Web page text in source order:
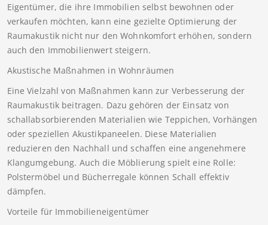
Eigentümer, die ihre Immobilien selbst bewohnen oder
verkaufen möchten, kann eine gezielte Optimierung der
Raumakustik nicht nur den Wohnkomfort erhöhen, sondern
auch den Immobilienwert steigern.
Akustische Maßnahmen in Wohnräumen
Eine Vielzahl von Maßnahmen kann zur Verbesserung der
Raumakustik beitragen. Dazu gehören der Einsatz von
schallabsorbierenden Materialien wie Teppichen, Vorhängen
oder speziellen Akustikpaneelen. Diese Materialien
reduzieren den Nachhall und schaffen eine angenehmere
Klangumgebung. Auch die Möblierung spielt eine Rolle:
Polstermöbel und Bücherregale können Schall effektiv
dämpfen.
Vorteile für Immobilieneigentümer